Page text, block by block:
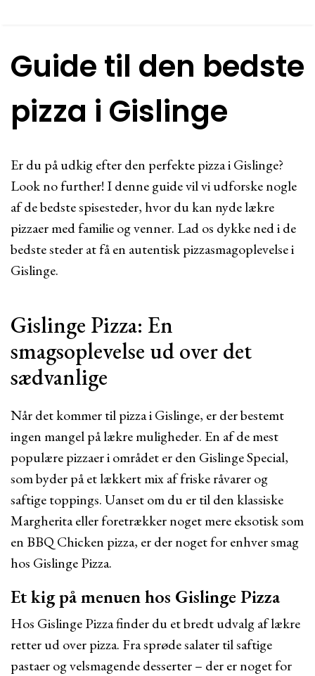
Guide til den bedste
pizza i Gislinge
Er du på udkig efter den perfekte pizza i Gislinge?
Look no further! I denne guide vil vi udforske nogle
af de bedste spisesteder, hvor du kan nyde lækre
pizzaer med familie og venner. Lad os dykke ned i de
bedste steder at få en autentisk pizzasmagoplevelse i
Gislinge.
Gislinge Pizza: En
smagsoplevelse ud over det
sædvanlige
Når det kommer til pizza i Gislinge, er der bestemt
ingen mangel på lækre muligheder. En af de mest
populære pizzaer i området er den Gislinge Special,
som byder på et lækkert mix af friske råvarer og
saftige toppings. Uanset om du er til den klassiske
Margherita eller foretrækker noget mere eksotisk som
en BBQ Chicken pizza, er der noget for enhver smag
hos Gislinge Pizza.
Et kig på menuen hos Gislinge Pizza
Hos Gislinge Pizza finder du et bredt udvalg af lækre
retter ud over pizza. Fra sprøde salater til saftige
pastaer og velsmagende desserter – der er noget for